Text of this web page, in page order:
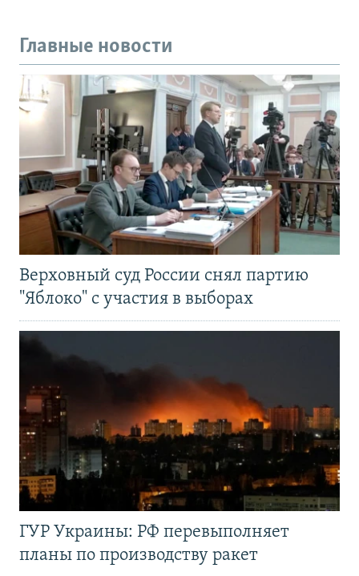
Главные новости
Верховный суд России снял партию
"Яблоко" с участия в выборах
ГУР Украины: РФ перевыполняет
планы по производству ракет